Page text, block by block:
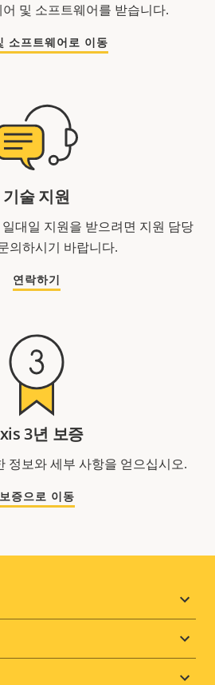
및 소프트웨어를 받습니다.
소프트웨어로 이동
기술 지원
대일 지원을 받으려면 지원 담당
의하시기 바랍니다.
연락하기
3년 보증
정보와 세부 사항을 얻으십시오.
보증으로 이동